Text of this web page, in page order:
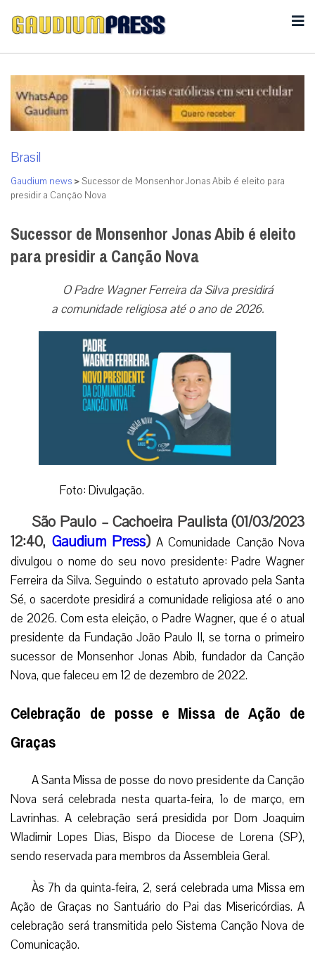
Brasil
Gaudium news >Sucessor de Monsenhor Jonas Abib é eleito para
presidir a Canção Nova
Sucessor de Monsenhor Jonas Abib é eleito
para presidir a Canção Nova
O Padre Wagner Ferreira da Silva presidirá
a comunidade religiosa até o ano de 2026.
Foto: Divulgação.
São Paulo – Cachoeira Paulista (01/03/2023
12:40, Gaudium Press) A Comunidade Canção Nova
divulgou o nome do seu novo presidente: Padre Wagner
Ferreira da Silva. Seguindo o estatuto aprovado pela Santa
Sé, o sacerdote presidirá a comunidade religiosa até o ano
de 2026. Com esta eleição, o Padre Wagner, que é o atual
presidente da Fundação João Paulo II, se torna o primeiro
sucessor de Monsenhor Jonas Abib, fundador da Canção
Nova, que faleceu em 12 de dezembro de 2022.
Celebração de posse e Missa de Ação de
Graças
A Santa Missa de posse do novo presidente da Canção
Nova será celebrada nesta quarta-feira, 1º de março, em
Lavrinhas. A celebração será presidida por Dom Joaquim
Wladimir Lopes Dias, Bispo da Diocese de Lorena (SP),
sendo reservada para membros da Assembleia Geral.
Às 7h da quinta-feira, 2, será celebrada uma Missa em
Ação de Graças no Santuário do Pai das Misericórdias. A
celebração será transmitida pelo Sistema Canção Nova de
Comunicação.